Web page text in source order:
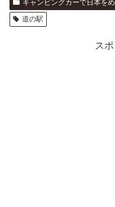
キャンピングカーで日本を
道の駅
ス